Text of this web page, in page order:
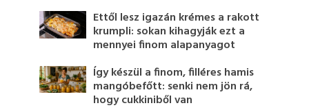
Ettől lesz igazán krémes a rakott
krumpli: sokan kihagyják ezt a
mennyei finom alapanyagot
Így készül a finom, filléres hamis
mangóbefőtt: senki nem jön rá,
hogy cukkiniből van